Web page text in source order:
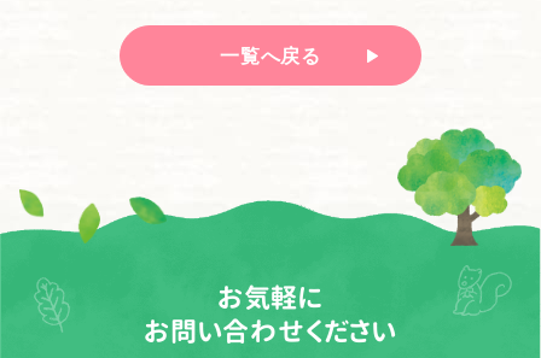
一覧へ戻る
お気軽に
お問い合わせください